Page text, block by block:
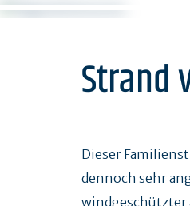
Strand
Dieser
dennoch sehr
windgeschützter